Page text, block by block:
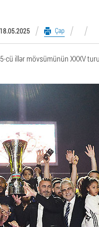
18.05.2025 Çap
cü illər mövsümünün XXXV